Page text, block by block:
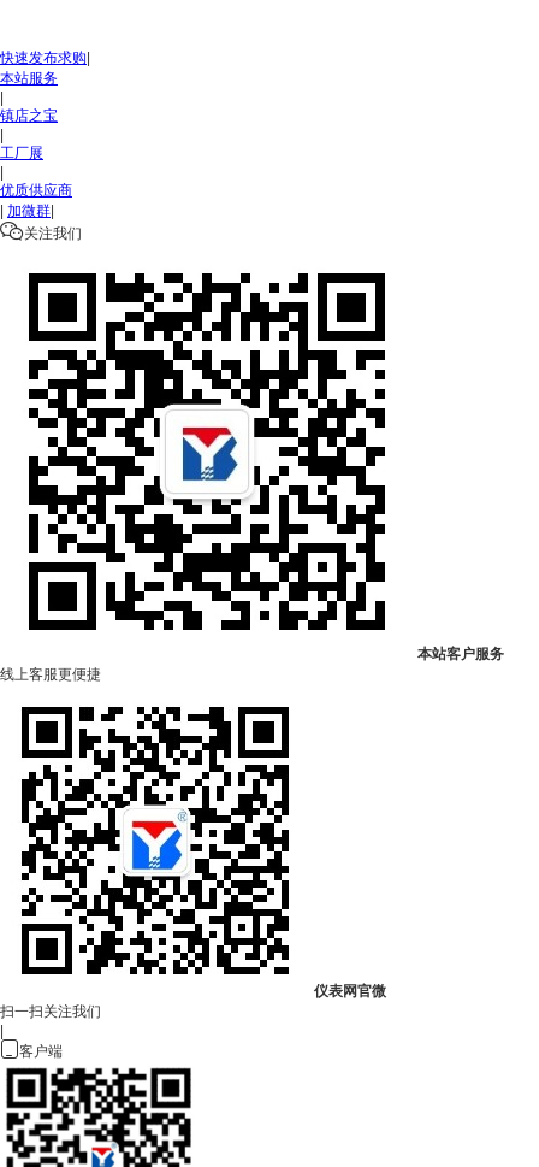
快速发布求购
本站服务
镇店之宝
工厂展
优质供应商
加微群
关注我们
本站客户服务
线上客服更便捷
仪表网官微
扫一扫关注我们
客户端